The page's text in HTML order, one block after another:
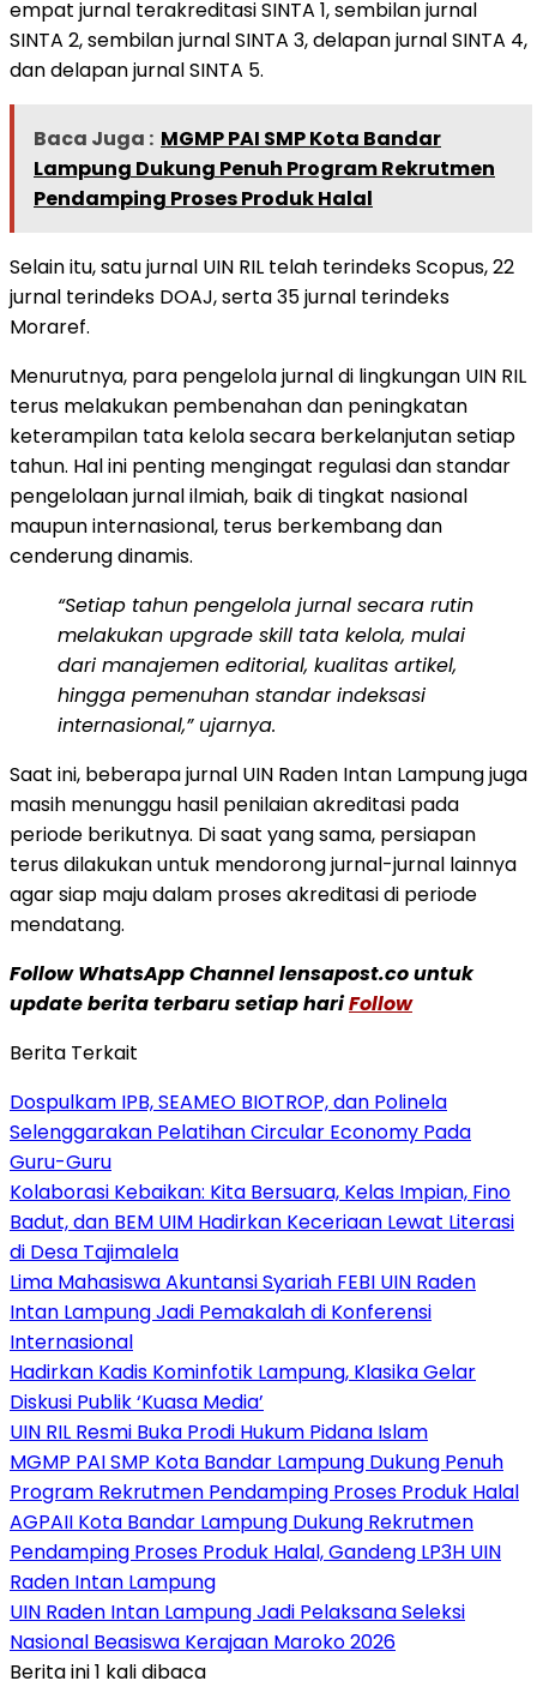
empat jurnal terakreditasi SINTA 1, sembilan jurnal
SINTA 2, sembilan jurnal SINTA 3, delapan jurnal SINTA 4,
dan delapan jurnal SINTA 5.
Baca Juga : MGMP PAI SMP Kota Bandar
Lampung Dukung Penuh Program Rekrutmen
Pendamping Proses Produk Halal
Selain itu, satu jurnal UIN RIL telah terindeks Scopus, 22
jurnal terindeks DOAJ, serta 35 jurnal terindeks
Moraref.
Menurutnya, para pengelola jurnal di lingkungan UIN RIL
terus melakukan pembenahan dan peningkatan
keterampilan tata kelola secara berkelanjutan setiap
tahun. Hal ini penting mengingat regulasi dan standar
pengelolaan jurnal ilmiah, baik di tingkat nasional
maupun internasional, terus berkembang dan
cenderung dinamis.
“Setiap tahun pengelola jurnal secara rutin
melakukan upgrade skill tata kelola, mulai
dari manajemen editorial, kualitas artikel,
hingga pemenuhan standar indeksasi
internasional,” ujarnya.
Saat ini, beberapa jurnal UIN Raden Intan Lampung juga
masih menunggu hasil penilaian akreditasi pada
periode berikutnya. Di saat yang sama, persiapan
terus dilakukan untuk mendorong jurnal-jurnal lainnya
agar siap maju dalam proses akreditasi di periode
mendatang.
Follow WhatsApp Channel lensapost.co untuk
update berita terbaru setiap hariFollow
Berita Terkait
Dospulkam IPB, SEAMEO BIOTROP, dan Polinela
Selenggarakan Pelatihan Circular Economy Pada
Guru-Guru
Kolaborasi Kebaikan: Kita Bersuara, Kelas Impian, Fino
Badut, dan BEM UIM Hadirkan Keceriaan Lewat Literasi
di Desa Tajimalela
Lima Mahasiswa Akuntansi Syariah FEBI UIN Raden
Intan Lampung Jadi Pemakalah di Konferensi
Internasional
Hadirkan Kadis Kominfotik Lampung, Klasika Gelar
Diskusi Publik ‘Kuasa Media’
UIN RIL Resmi Buka Prodi Hukum Pidana Islam
MGMP PAI SMP Kota Bandar Lampung Dukung Penuh
Program Rekrutmen Pendamping Proses Produk Halal
AGPAII Kota Bandar Lampung Dukung Rekrutmen
Pendamping Proses Produk Halal, Gandeng LP3H UIN
Raden Intan Lampung
UIN Raden Intan Lampung Jadi Pelaksana Seleksi
Nasional Beasiswa Kerajaan Maroko 2026
Berita ini 1 kali dibaca